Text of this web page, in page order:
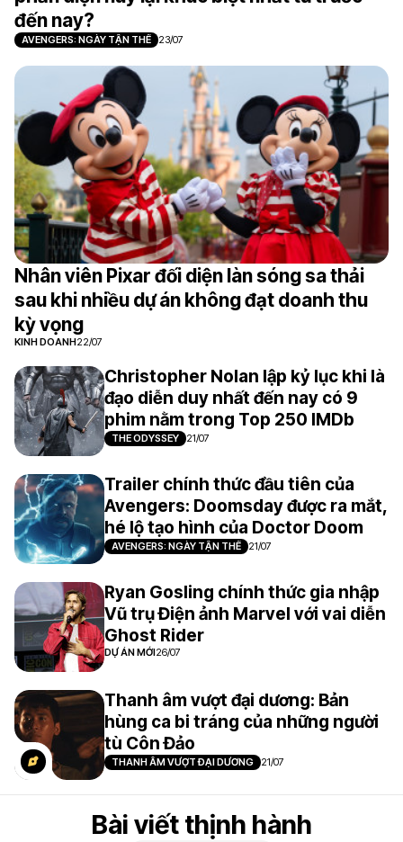
đến nay?
AVENGERS: NGÀY TẬN THẾ 23/07
Nhân viên Pixar đối diện làn sóng sa thải
sau khi nhiều dự án không đạt doanh thu
kỳ vọng
KINH DOANH22/07
Christopher Nolan lập kỷ lục khi là
đạo diễn duy nhất đến nay có 9
phim nằm trong Top 250 IMDb
THE ODYSSEY 21/07
Trailer chính thức đầu tiên của
Avengers: Doomsday được ra mắt,
hé lộ tạo hình của Doctor Doom
AVENGERS: NGÀY TẬN THẾ 21/07
Ryan Gosling chính thức gia nhập
Vũ trụ Điện ảnh Marvel với vai diễn
Ghost Rider
DỰ ÁN MỚI26/07
Thanh âm vượt đại dương: Bản
hùng ca bi tráng của những người
tù Côn Đảo
THANH ÂM VƯỢT ĐẠI DƯƠNG 21/07
Bài viết thịnh hành